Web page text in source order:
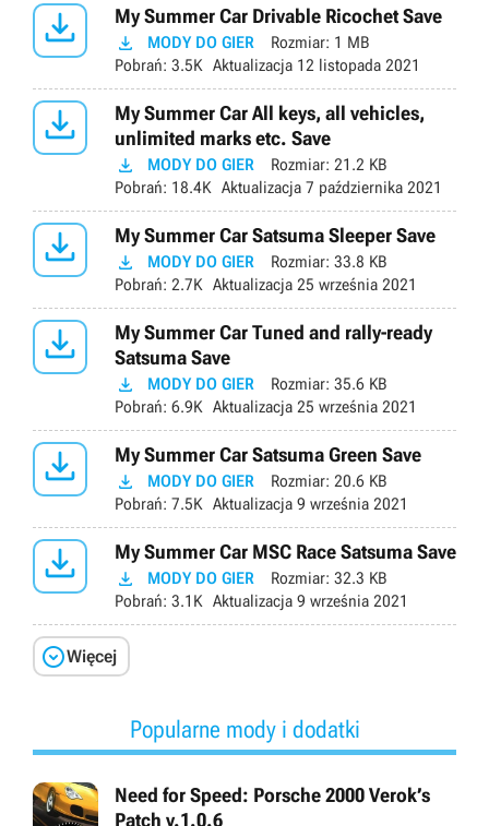
 My Summer Car Drivable Ricochet Save
 MODY DO GIER Rozmiar: 1 MB
Pobrań: 3.5K Aktualizacja 12 listopada 2021

My Summer Car All keys, all vehicles,
unlimited marks etc. Save
 MODY DO GIER Rozmiar: 21.2 KB
Pobrań: 18.4K Aktualizacja 7 października 2021
 My Summer Car Satsuma Sleeper Save
 MODY DO GIER Rozmiar: 33.8 KB
Pobrań: 2.7K Aktualizacja 25 września 2021

My Summer Car Tuned and rally-ready
Satsuma Save
 MODY DO GIER Rozmiar: 35.6 KB
Pobrań: 6.9K Aktualizacja 25 września 2021
 My Summer Car Satsuma Green Save
 MODY DO GIER Rozmiar: 20.6 KB
Pobrań: 7.5K Aktualizacja 9 września 2021
 My Summer Car MSC Race Satsuma Save
 MODY DO GIER Rozmiar: 32.3 KB
Pobrań: 3.1K Aktualizacja 9 września 2021
Więcej
Popularne mody i dodatki
Need for Speed: Porsche 2000 Verok’s
Patch v.1.0.6